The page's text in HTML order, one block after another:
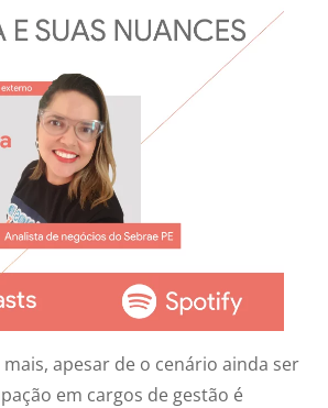
apesar de o cenário ainda ser
em cargos de gestão é